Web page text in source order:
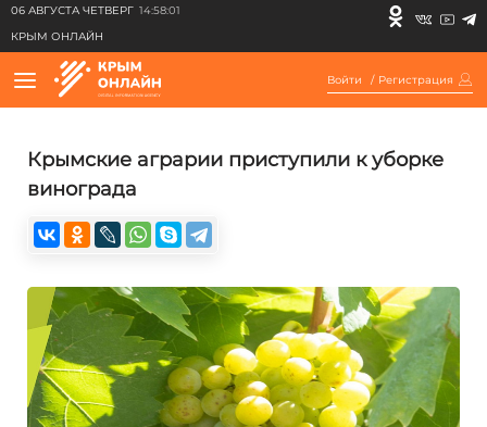
06 АВГУСТА ЧЕТВЕРГ 14:58:01
КРЫМ ОНЛАЙН
Войти / Регистрация
Крымские аграрии приступили к уборке
винограда